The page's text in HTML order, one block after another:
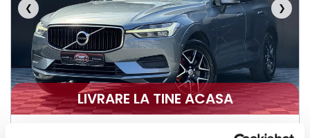
❮ ❯
LIVRARE LA TINE ACASA